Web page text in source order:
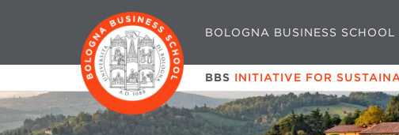
BOLOGNA BUSINESS SCHOOL
BBS INITIATIVE FOR